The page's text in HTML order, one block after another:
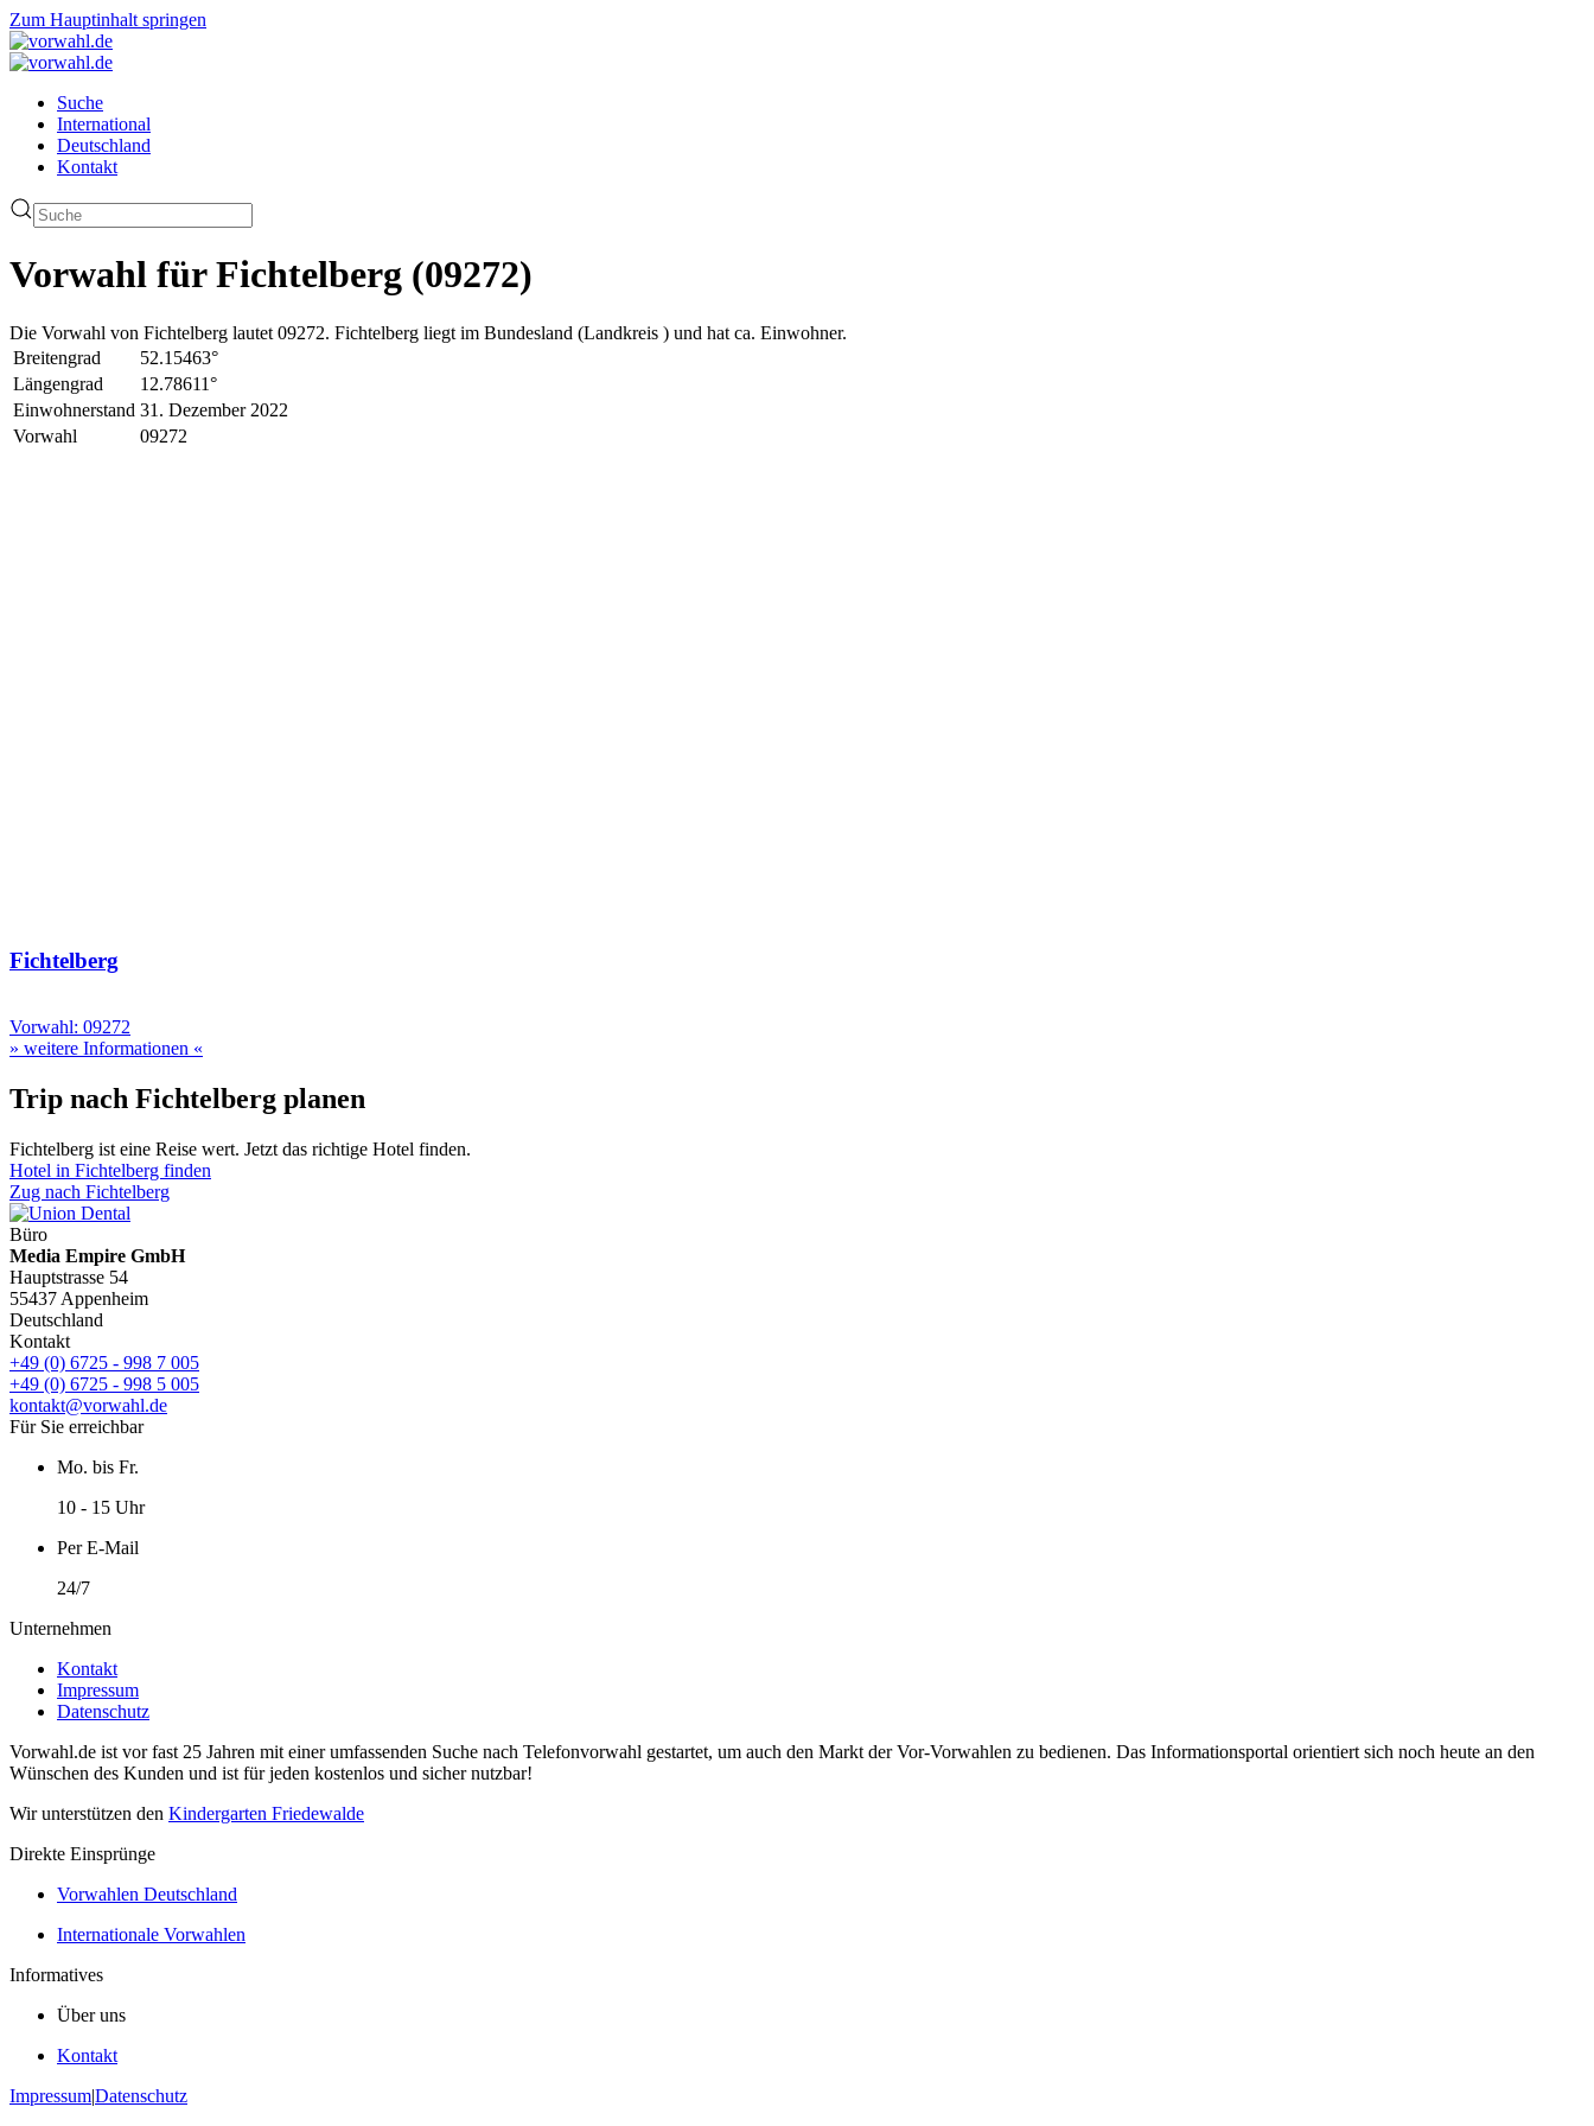
Zum Hauptinhalt springen
Suche
International
Deutschland
Kontakt
Vorwahl für Fichtelberg (09272)
Die Vorwahl von Fichtelberg lautet 09272. Fichtelberg liegt im Bundesland (Landkreis ) und hat ca. Einwohner.
Breitengrad
52.15463°
Längengrad
12.78611°
Einwohnerstand 31. Dezember 2022
Vorwahl
09272
Fichtelberg
Vorwahl: 09272
» weitere Informationen «
Trip nach Fichtelberg planen
Fichtelberg ist eine Reise wert. Jetzt das richtige Hotel finden.
Hotel in Fichtelberg finden
Zug nach Fichtelberg
Büro
Media Empire GmbH
Hauptstrasse 54
55437 Appenheim
Deutschland
Kontakt
+49 (0) 6725 - 998 7 005
+49 (0) 6725 - 998 5 005
kontakt@vorwahl.de
Für Sie erreichbar
Mo. bis Fr.
10 - 15 Uhr
Per E-Mail
24/7
Unternehmen
Kontakt
Impressum
Datenschutz
Vorwahl.de ist vor fast 25 Jahren mit einer umfassenden Suche nach Telefonvorwahl gestartet, um auch den Markt der Vor-Vorwahlen zu bedienen. Das Informationsportal orientiert sich noch heute an den
Wünschen des Kunden und ist für jeden kostenlos und sicher nutzbar!
Wir unterstützen den Kindergarten Friedewalde
Direkte Einsprünge
Vorwahlen Deutschland
Internationale Vorwahlen
Informatives
Über uns
Kontakt
Impressum|Datenschutz